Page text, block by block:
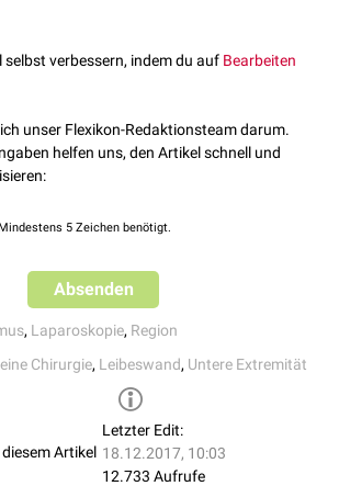
Blutungen kommen kann.
selbst verbessern, indem du auf Bearbeiten
unser Flexikon-Redaktionsteam darum.
helfen uns, den Artikel schnell und
5 Zeichen benötigt.
Absenden
, Laparoskopie, Region
Chirurgie, Leibeswand, Untere Extremität
Artikel
Letzter Edit:
18.12.2017, 10:03
12.733 Aufrufe